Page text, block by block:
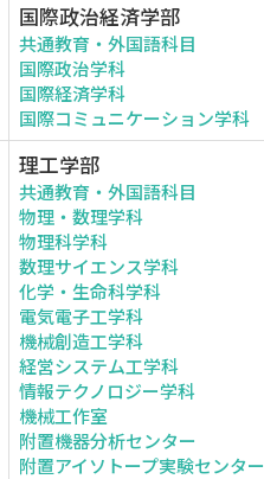
国際政治経済学部
共通教育・外国語科目
国際政治学科
国際経済学科
国際コミュニケーション学科
理工学部
共通教育・外国語科目
物理・数理学科
物理科学科
数理サイエンス学科
化学・生命科学科
電気電子工学科
機械創造工学科
経営システム工学科
情報テクノロジー学科
機械工作室
附置機器分析センター
附置アイソトープ実験センター